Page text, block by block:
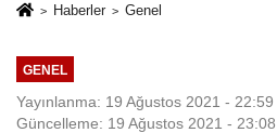
Haberler Genel
GENEL
Yayınlanma: 19 Ağustos 2021 - 22:59
Güncelleme: 19 Ağustos 2021 - 23:08